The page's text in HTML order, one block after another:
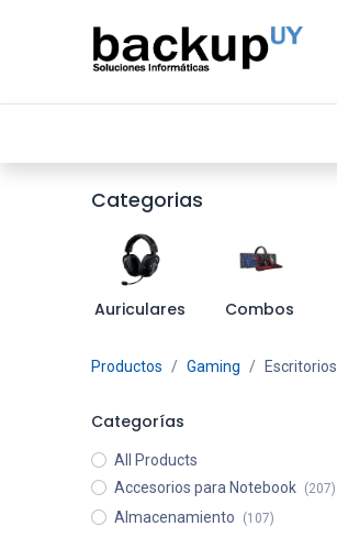
Categorias
Auriculares Combos
Productos Gaming Escritorios
Categorías
All Products
Accesorios para Notebook
(207)
Almacenamiento (107)